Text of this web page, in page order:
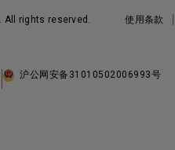
All rights reserved. 使用条款
沪公网安备31010502006993号